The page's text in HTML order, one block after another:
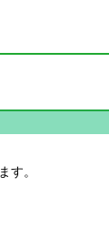
す。